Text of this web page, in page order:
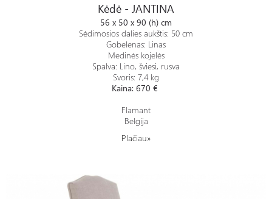
Kėdė - JANTINA
56 x 50 x 90 (h) cm
Sėdimosios dalies aukštis: 50 cm
Gobelenas: Linas
Medinės kojelės
Spalva: Lino, šviesi, rusva
Svoris: 7,4 kg
Kaina: 670 €
Flamant
Belgija
Plačiau»